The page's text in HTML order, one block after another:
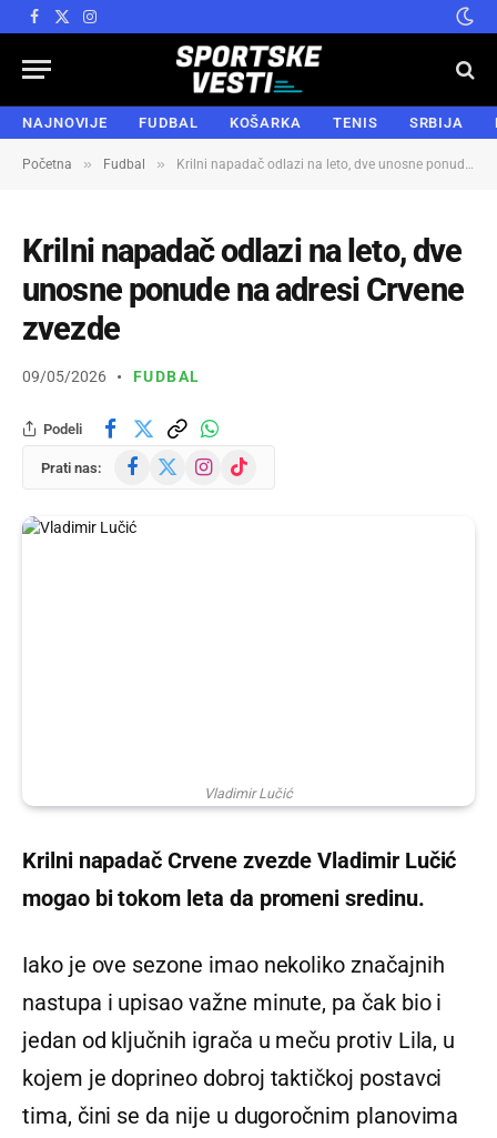
Facebook
X
Instagram
NAJNOVIJE FUDBAL KOŠARKA TENIS SRBIJA
Početna » Fudbal » Krilni napadač odlazi na leto, dve unosne ponude na adresi Crvene zvezde
Krilni napadač odlazi na leto, dve
unosne ponude na adresi Crvene
zvezde
09/05/2026 FUDBAL
Podeli
Prati nas: Facebook Instagram
TikTok
Vladimir Lučić
Krilni napadač Crvene zvezde Vladimir Lučić
mogao bi tokom leta da promeni sredinu.
Iako je ove sezone imao nekoliko značajnih
nastupa i upisao važne minute, pa čak bio i
jedan od ključnih igrača u meču protiv Lila, u
kojem je doprineo dobroj taktičkoj postavci
tima, čini se da nije u dugoročnim planovima